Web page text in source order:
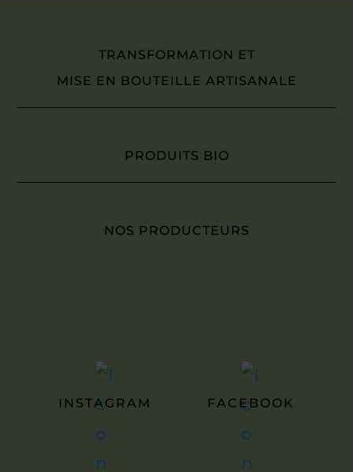
TRANSFORMATION ET
MISE EN BOUTEILLE ARTISANALE
PRODUITS BIO
NOS PRODUCTEURS
INSTAGRAM FACEBOOK